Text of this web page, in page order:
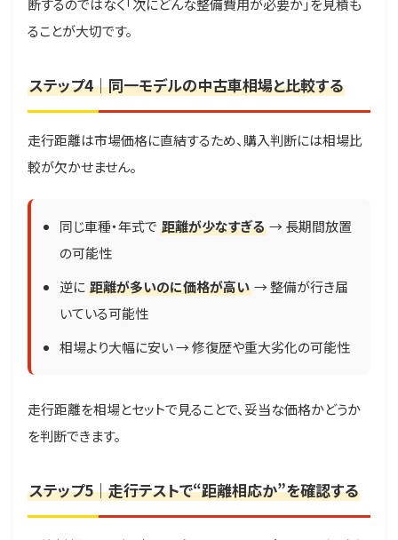
ることが大切です。
ステップ4｜同一モデルの中古車相場と比較する
走行距離は市場価格に直結するため、購入判断には相場比
較が欠かせません。
同じ車種・年式で 距離が少なすぎる → 長期間放置
の可能性
逆に 距離が多いのに価格が高い → 整備が行き届
いている可能性
相場より大幅に安い → 修復歴や重大劣化の可能性
走行距離を相場とセットで見ることで、妥当な価格かどうか
を判断できます。
ステップ5｜走行テストで“距離相応か”を確認する